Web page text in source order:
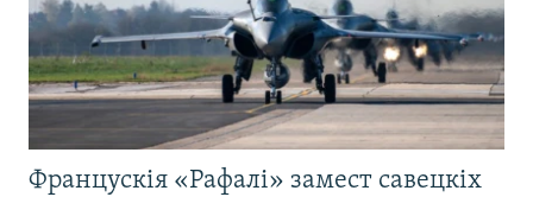
Францускія «Рафалі» замест савецкіх